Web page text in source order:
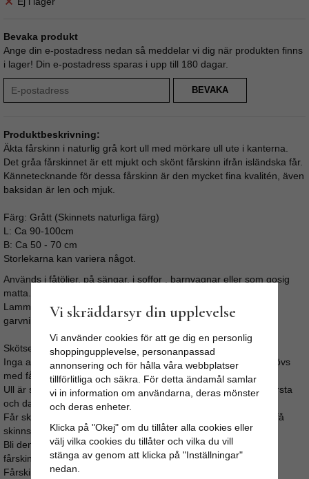
Bevaka produkt
Ange din e-postadress nedan så meddelar vi dig när produkten finns
i lager! Din e-postadress sparas i upp till 180 dagar.
BEVAKA
Produktbeskrivning:
Äkta fårskinn i naturlig grå kort ull med mörkare ull ute i kanterna.
Det gråa fårskinnet är ett mjukt och skönt fårskinn ifrån isländska får.
Kännetecknande för dessa fårskinn är den mycket fina kvalitén, även
baksidan är len och mjuk.
Färg: Grått (Skinnets naturliga färg)
L: Ca 90-100cm
B: Ca 50 - 70 cm
Storlekarna kan variera något.
Används i fåtöljer, på sängar, i soffor , barnvagnar eller som gosig
matta.
Lammskinnet har en lätt fräsch doft från tvål och oljor från
garvningen, doften försvinner med tiden.
Skötselråd:
Inga av våra fårskinn bör tvättas i maskin, vilket inte heller behövs
med fårskinn.
Ull är självrensande, vädra skinnet under tak i fuktigt väder. Borsta
och dammsug regelbundet.
Får skinnet fläckar så gnugga med lätt fuktad trasa, undvik att få
skinnsidan blöt.
Bli den ändå fuktig så låt den torka långsamt och stretcha/dra i
fårskinnet med jämna mellanrum.
Fårskinnen kan kemtvättas.
Vi skräddarsyr din upplevelse
Vi använder cookies för att ge dig en personlig
shoppingupplevelse, personanpassad
annonsering och för hålla våra webbplatser
tillförlitliga och säkra. För detta ändamål samlar
vi in information om användarna, deras mönster
och deras enheter.
Klicka på "Okej" om du tillåter alla cookies eller
välj vilka cookies du tillåter och vilka du vill
stänga av genom att klicka på "Inställningar"
nedan.